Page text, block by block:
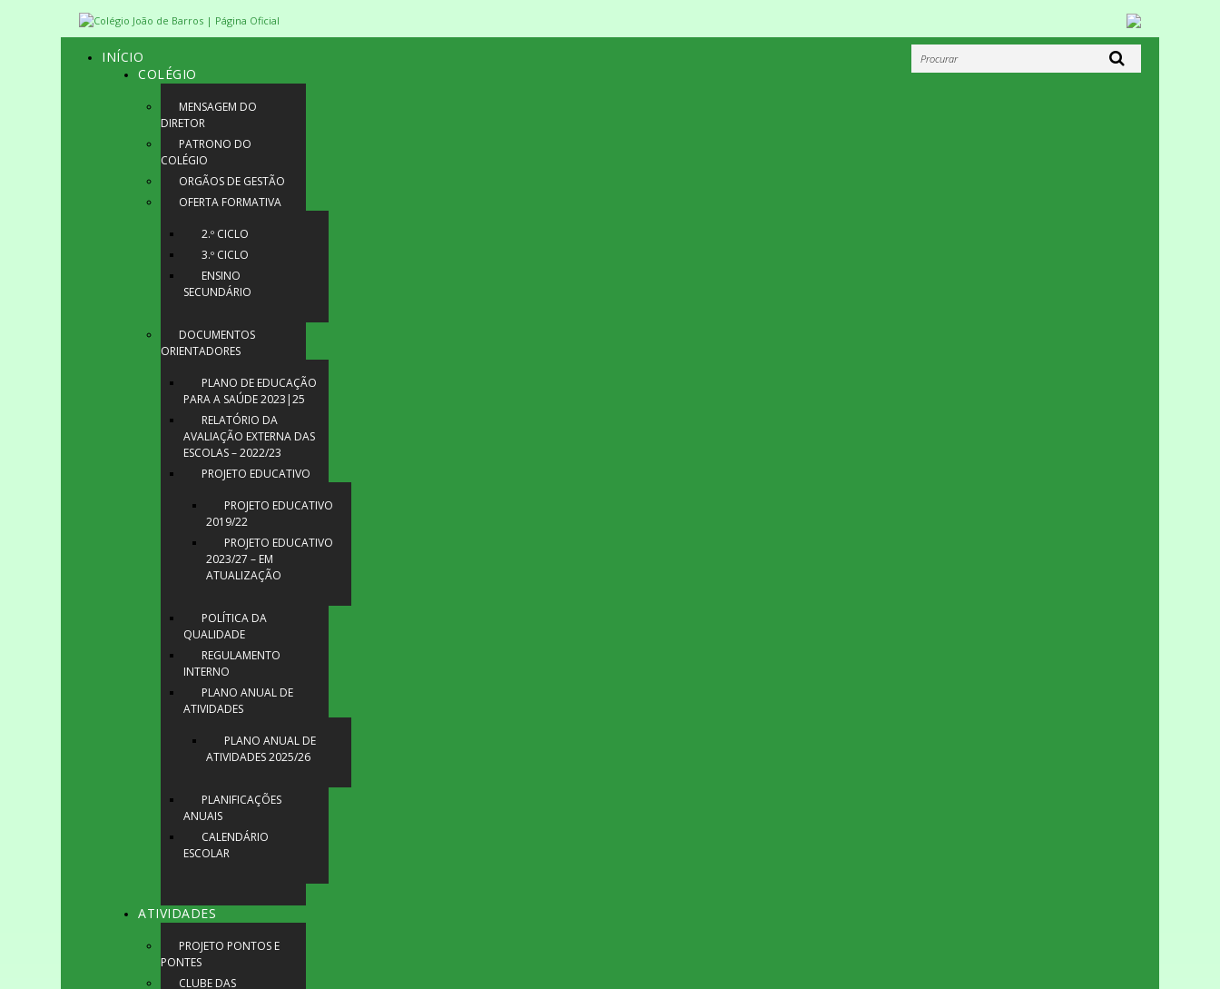
INÍCIO
COLÉGIO
MENSAGEM DO
DIRETOR
PATRONO DO
COLÉGIO
ORGÃOS DE GESTÃO
OFERTA FORMATIVA
2.º CICLO
3.º CICLO
ENSINO
SECUNDÁRIO
DOCUMENTOS
ORIENTADORES
PLANO DE EDUCAÇÃO
PARA A SAÚDE 2023|25
RELATÓRIO DA
AVALIAÇÃO EXTERNA DAS
ESCOLAS – 2022/23
PROJETO EDUCATIVO
PROJETO EDUCATIVO
2019/22
PROJETO EDUCATIVO
2023/27 – EM
ATUALIZAÇÃO
POLÍTICA DA
QUALIDADE
REGULAMENTO
INTERNO
PLANO ANUAL DE
ATIVIDADES
PLANO ANUAL DE
ATIVIDADES 2025/26
PLANIFICAÇÕES
ANUAIS
CALENDÁRIO
ESCOLAR
ATIVIDADES
PROJETO PONTOS E
PONTES
CLUBE DAS